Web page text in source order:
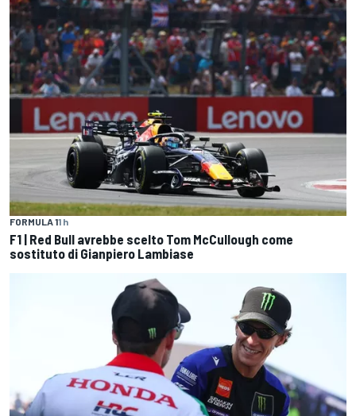
FORMULA 11 h
F1 | Red Bull avrebbe scelto Tom McCullough come
sostituto di Gianpiero Lambiase